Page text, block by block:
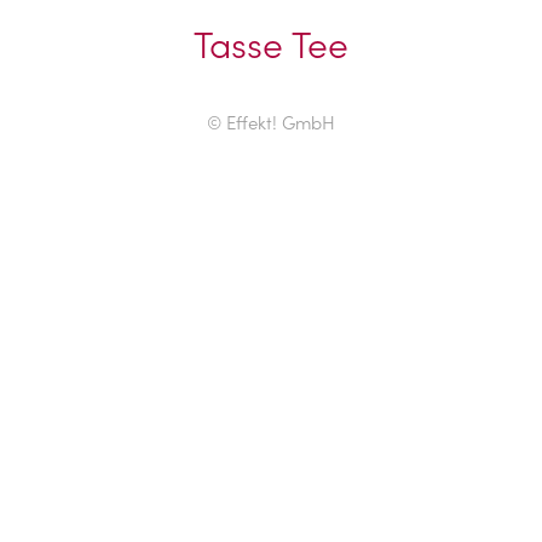
Tasse Tee
© Effekt! GmbH